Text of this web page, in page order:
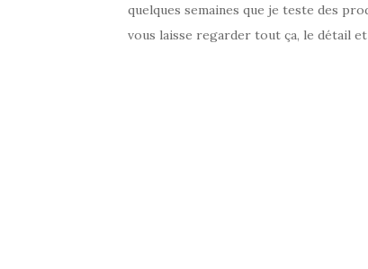
quelques semaines que je teste des
vous laisse regarder tout ça, le détail